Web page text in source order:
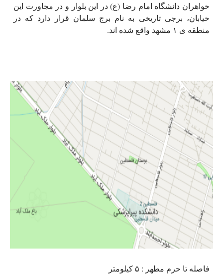
خواهران دانشگاه امام رضا (ع) در این بلوار و در مجاورت این
خیابان، برجی تاریخی به نام برج سلمان قرار دارد که در
منطقه ی ۱ مشهد واقع شده اند.
فاصله تا حرم مطهر : ۵ کیلومتر